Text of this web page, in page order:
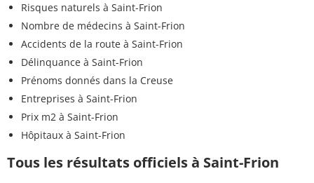
Risques naturels à Saint-Frion
Nombre de médecins à Saint-Frion
Accidents de la route à Saint-Frion
Délinquance à Saint-Frion
Prénoms donnés dans la Creuse
Entreprises à Saint-Frion
Prix m2 à Saint-Frion
Hôpitaux à Saint-Frion
Tous les résultats officiels à Saint-Frion